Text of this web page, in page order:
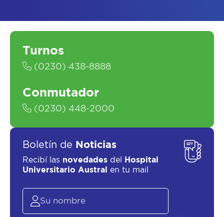
Turnos
(0230) 438-8888
Conmutador
(0230) 448-2000
Boletín de Noticias
Recibí las novedades del
Hospital
Universitario Austral
en tu mail